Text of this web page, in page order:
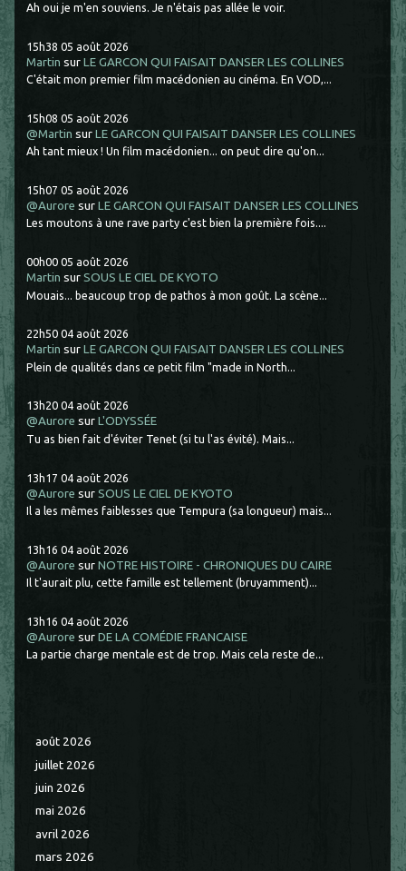
Ah oui je m'en souviens. Je n'étais pas allée le voir.
15h38 05 août 2026
Martin surLE GARCON QUI FAISAIT DANSER LES COLLINES
C'était mon premier film macédonien au cinéma. En VOD,...
15h08 05 août 2026
@Martin surLE GARCON QUI FAISAIT DANSER LES COLLINES
Ah tant mieux ! Un film macédonien... on peut dire qu'on...
15h07 05 août 2026
@Aurore surLE GARCON QUI FAISAIT DANSER LES COLLINES
Les moutons à une rave party c'est bien la première fois....
00h00 05 août 2026
Martin surSOUS LE CIEL DE KYOTO
Mouais... beaucoup trop de pathos à mon goût. La scène...
22h50 04 août 2026
Martin surLE GARCON QUI FAISAIT DANSER LES COLLINES
Plein de qualités dans ce petit film "made in North...
13h20 04 août 2026
@Aurore surL'ODYSSÉE
Tu as bien fait d'éviter Tenet (si tu l'as évité). Mais...
13h17 04 août 2026
@Aurore surSOUS LE CIEL DE KYOTO
Il a les mêmes faiblesses que Tempura (sa longueur) mais...
13h16 04 août 2026
@Aurore surNOTRE HISTOIRE - CHRONIQUES DU CAIRE
Il t'aurait plu, cette famille est tellement (bruyamment)...
13h16 04 août 2026
@Aurore surDE LA COMÉDIE FRANCAISE
La partie charge mentale est de trop. Mais cela reste de...
août 2026
juillet 2026
juin 2026
mai 2026
avril 2026
mars 2026